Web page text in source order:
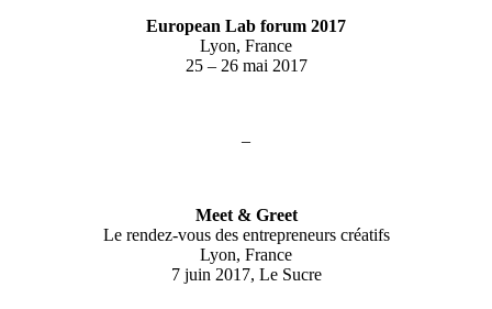
European Lab forum 2017
Lyon, France
25 – 26 mai 2017
–
Meet & Greet
Le rendez-vous des entrepreneurs créatifs
Lyon, France
7 juin 2017, Le Sucre